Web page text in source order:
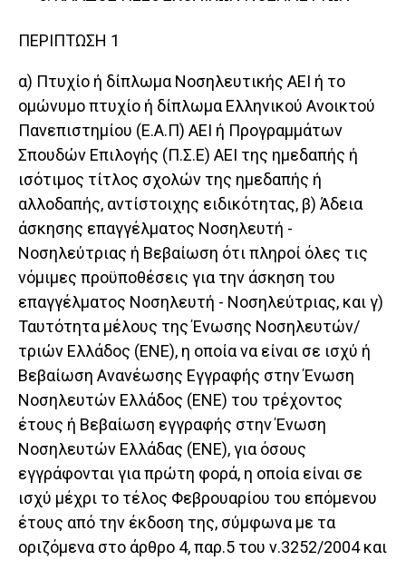
ΠΕΡΙΠΤΩΣΗ 1
α) Πτυχίο ή δίπλωμα Νοσηλευτικής ΑΕΙ ή το
ομώνυμο πτυχίο ή δίπλωμα Ελληνικού Ανοικτού
Πανεπιστημίου (Ε.Α.Π) ΑΕΙ ή Προγραμμάτων
Σπουδών Επιλογής (Π.Σ.Ε) ΑΕΙ της ημεδαπής ή
ισότιμος τίτλος σχολών της ημεδαπής ή
αλλοδαπής, αντίστοιχης ειδικότητας, β) Άδεια
άσκησης επαγγέλματος Νοσηλευτή -
Νοσηλεύτριας ή Βεβαίωση ότι πληροί όλες τις
νόμιμες προϋποθέσεις για την άσκηση του
επαγγέλματος Νοσηλευτή - Νοσηλεύτριας, και γ)
Ταυτότητα μέλους της Ένωσης Νοσηλευτών/
τριών Ελλάδος (ΕΝΕ), η οποία να είναι σε ισχύ ή
Βεβαίωση Ανανέωσης Εγγραφής στην Ένωση
Νοσηλευτών Ελλάδος (ΕΝΕ) του τρέχοντος
έτους ή Βεβαίωση εγγραφής στην Ένωση
Νοσηλευτών Ελλάδας (ΕΝΕ), για όσους
εγγράφονται για πρώτη φορά, η οποία είναι σε
ισχύ μέχρι το τέλος Φεβρουαρίου του επόμενου
έτους από την έκδοση της, σύμφωνα με τα
οριζόμενα στο άρθρο 4, παρ.5 του ν.3252/2004 και